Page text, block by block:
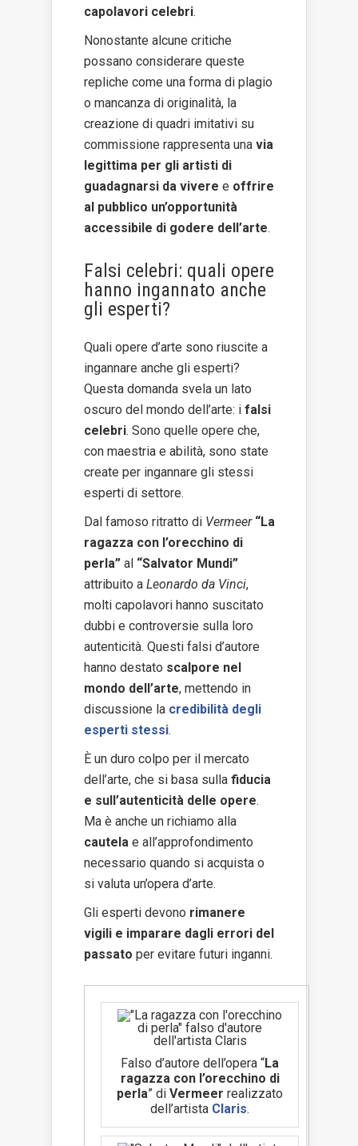
capolavori celebri.
Nonostante alcune critiche
possano considerare queste
repliche come una forma di plagio
o mancanza di originalità, la
creazione di quadri imitativi su
commissione rappresenta una via
legittima per gli artisti di
guadagnarsi da vivere e offrire
al pubblico un’opportunità
accessibile di godere dell’arte.
Falsi celebri: quali opere
hanno ingannato anche
gli esperti?
Quali opere d’arte sono riuscite a
ingannare anche gli esperti?
Questa domanda svela un lato
oscuro del mondo dell’arte: i falsi
celebri. Sono quelle opere che,
con maestria e abilità, sono state
create per ingannare gli stessi
esperti di settore.
Dal famoso ritratto di Vermeer “La
ragazza con l’orecchino di
perla” al “Salvator Mundi”
attribuito a Leonardo da Vinci,
molti capolavori hanno suscitato
dubbi e controversie sulla loro
autenticità. Questi falsi d’autore
hanno destato scalpore nel
mondo dell’arte, mettendo in
discussione la credibilità degli
esperti stessi.
È un duro colpo per il mercato
dell’arte, che si basa sulla fiducia
e sull’autenticità delle opere.
Ma è anche un richiamo alla
cautela e all’approfondimento
necessario quando si acquista o
si valuta un’opera d’arte.
Gli esperti devono rimanere
vigili e imparare dagli errori del
passato per evitare futuri inganni.
Falso d’autore dell’opera “La
ragazza con l’orecchino di
perla” diVermeer realizzato
dell’artista Claris.